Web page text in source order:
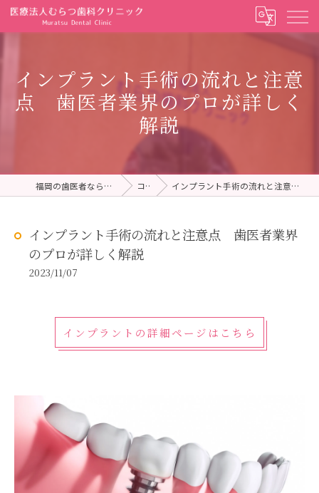
インプラント手術の流れと注意
点 歯医者業界のプロが詳しく
解説
福岡の歯医者ならむらつ歯科クリニック コラム インプラント手術の流れと注意点 歯医者業界のプロが詳しく解説
インプラント手術の流れと注意点 歯医者業界
のプロが詳しく解説
2023/11/07
インプラントの詳細ページはこちら